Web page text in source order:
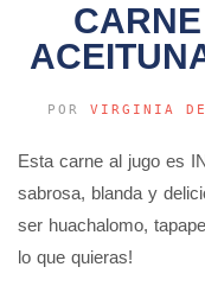
POR VIRGINIA
Esta carne al jugo es
sabrosa, blanda y
ser huachalomo,
lo que quieras!